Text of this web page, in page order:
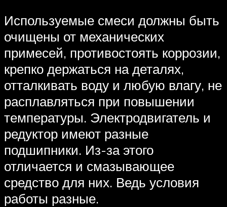
Используемые смеси должны быть
очищены от механических
примесей, противостоять коррозии,
крепко держаться на деталях,
отталкивать воду и любую влагу, не
расплавляться при повышении
температуры. Электродвигатель и
редуктор имеют разные
подшипники. Из-за этого
отличается и смазывающее
средство для них. Ведь условия
работы разные.